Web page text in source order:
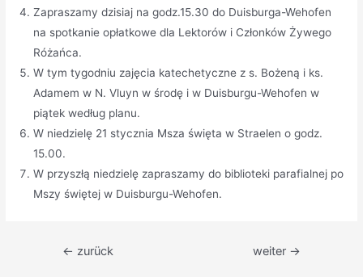
Zapraszamy dzisiaj na godz.15.30 do Duisburga-Wehofen
na spotkanie opłatkowe dla Lektorów i Członków Żywego
Różańca.
W tym tygodniu zajęcia katechetyczne z s. Bożeną i ks.
Adamem w N. Vluyn w środę i w Duisburgu-Wehofen w
piątek według planu.
W niedzielę 21 stycznia Msza święta w Straelen o godz.
15.00.
W przyszłą niedzielę zapraszamy do biblioteki parafialnej po
Mszy świętej w Duisburgu-Wehofen.
Beitragsnavigation
← zurück weiter →